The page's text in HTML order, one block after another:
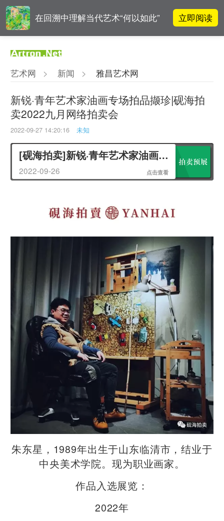
在回溯中理解当代艺术“何以如此” 立即阅读
粤籍留美艺术家
吕晓：北京画院两个中心十年 跨学
科带来齐白石研究新突破
OCAT上海馆：参与构建上海艺术生
态的十年
艺术网 > 新闻 > 雅昌艺术网
新锐·青年艺术家油画专场拍品撷珍|砚海拍
卖2022九月网络拍卖会
2022-09-27 14:20:16 未知
[砚海拍卖]新锐·青年艺术家油画专场
2022-09-26 点击查看
朱东星，1989年出生于山东临清市，结业于
中央美术学院。现为职业画家。
作品入选展览：
2022年